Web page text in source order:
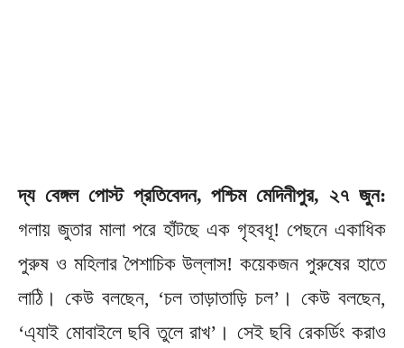
দ্য বেঙ্গল পোস্ট প্রতিবেদন, পশ্চিম মেদিনীপুর, ২৭ জুন:
গলায় জুতার মালা পরে হাঁটছে এক গৃহবধূ! পেছনে একাধিক
পুরুষ ও মহিলার পৈশাচিক উল্লাস! কয়েকজন পুরুষের হাতে
লাঠি। কেউ বলছেন, ‘চল তাড়াতাড়ি চল’। কেউ বলছেন,
‘এ্যাই মোবাইলে ছবি তুলে রাখ’। সেই ছবি রেকর্ডিং করাও